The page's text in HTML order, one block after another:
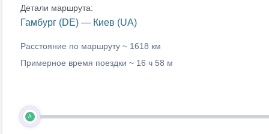
Детали маршрута:
Гамбург (DE) — Киев (UA)
Расстояние по маршруту ~ 1618 км
Примерное время поездки ~ 16 ч 58 м
A